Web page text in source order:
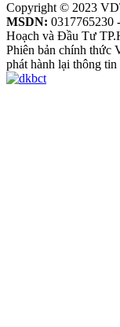
Copyright © 2023
MSDN: 0317765230 -
Hoạch và Đầu Tư
Phiên bản chính thức
phát hành lại thông tin